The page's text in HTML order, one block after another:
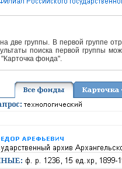
две группы. В первой группе
поиска первой группы
фонда".